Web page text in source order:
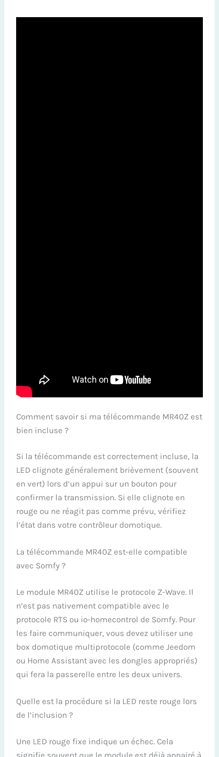
Comment savoir si ma télécommande MR40Z est
bien incluse ?
Si la télécommande est correctement incluse, la
LED clignote généralement brièvement (souvent
en vert) lors d’un appui sur un bouton pour
confirmer la transmission. Si elle clignote en
rouge ou ne réagit pas comme prévu, vérifiez
l’état dans votre contrôleur domotique.
La télécommande MR40Z est-elle compatible
avec Somfy ?
Le module MR40Z utilise le protocole Z-Wave. Il
n’est pas nativement compatible avec le
protocole RTS ou io-homecontrol de Somfy. Pour
les faire communiquer, vous devez utiliser une
box domotique multiprotocole (comme Jeedom
ou Home Assistant avec les dongles appropriés)
qui fera la passerelle entre les deux univers.
Quelle est la procédure si la LED reste rouge lors
de l’inclusion ?
Une LED rouge fixe indique un échec. Cela
signifie souvent que le module est déjà appairé à